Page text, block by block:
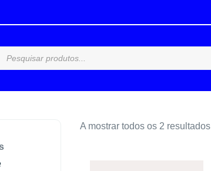
A mostrar todos os 2 resultados